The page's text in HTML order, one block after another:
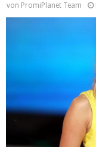
von PromiPlanet Team